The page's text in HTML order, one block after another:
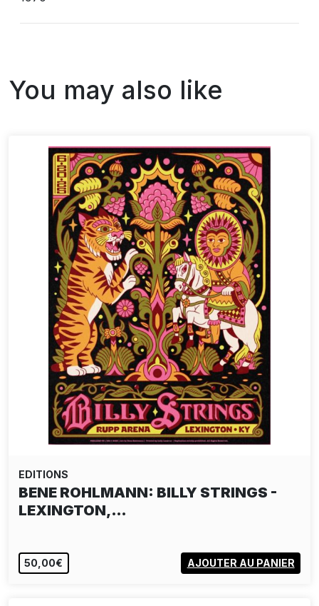
You may also like
EDITIONS
BENE ROHLMANN: BILLY STRINGS -
LEXINGTON,…
50,00€ AJOUTER AU PANIER